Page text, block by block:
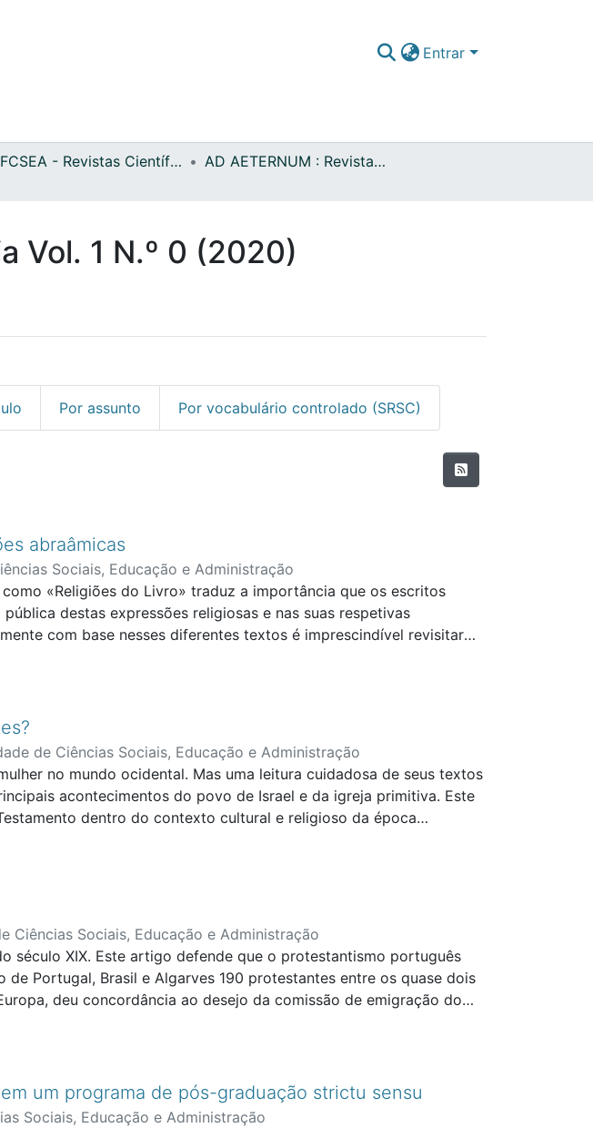
Entrar
FCSEA - Revistas Científicas
AD AETERNUM : Revista de Teologia
Vol. 1 N.º 0 (2020)
Por assunto Por vocabulário controlado (SRSC)
abraâmicas
Sociais, Educação e Administração
«Religiões do Livro» traduz a importância que os escritos
destas expressões religiosas e nas suas respetivas
com base nesses diferentes textos é imprescindível revisitar
procurar compreender o variegado mundo que elas
diferentes corpora literários, os quais, porém, se fixaram nas
e dissemelhanças.
de Ciências Sociais, Educação e Administração
no mundo ocidental. Mas uma leitura cuidadosa de seus textos
acontecimentos do povo de Israel e da igreja primitiva. Este
dentro do contexto cultural e religioso da época
bíblica isenta de questões ideológicas.
Ciências Sociais, Educação e Administração
século XIX. Este artigo defende que o protestantismo português
Portugal, Brasil e Algarves 190 protestantes entre os quase dois
deu concordância ao desejo da comissão de emigração do
igreja protestante para Nova Friburgo, mas no Brasil foram
um programa de pós-graduação strictu sensu
Sociais, Educação e Administração